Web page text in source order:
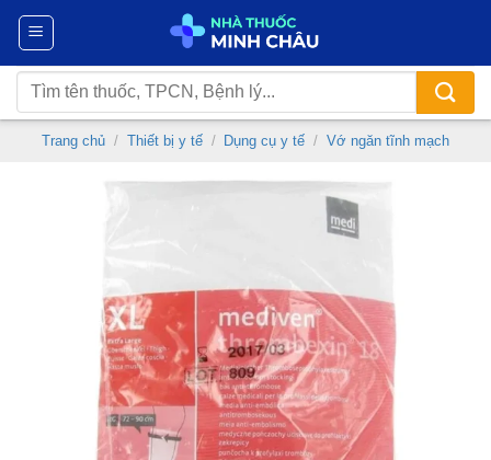
Chuyển
nội
dung
Tìm
kiếm:
Trang chủ / Thiết bị y tế / Dụng cụ y tế / Vớ ngăn tĩnh mạch